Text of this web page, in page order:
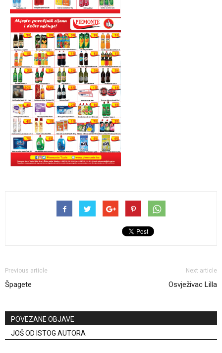
Previous article
Špagete
Next article
Osvježivac Lilla
POVEZANE OBJAVE
JOŠ OD ISTOG AUTORA